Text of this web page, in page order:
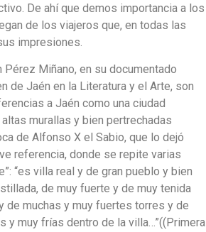
De ahí que demos importancia a los
de los viajeros que, en todas las
impresiones.
Pérez Miñano, en su documentado
de Jaén en la Literatura y el Arte, son
a Jaén como una ciudad
murallas y bien pertrechadas
de Alfonso X el Sabio, que lo dejó
referencia, donde se repite varias
“es villa real y de gran pueblo y bien
de muy fuerte y de muy tenida
de muchas y muy fuertes torres y de
y muy frías dentro de la villa…”((Primera